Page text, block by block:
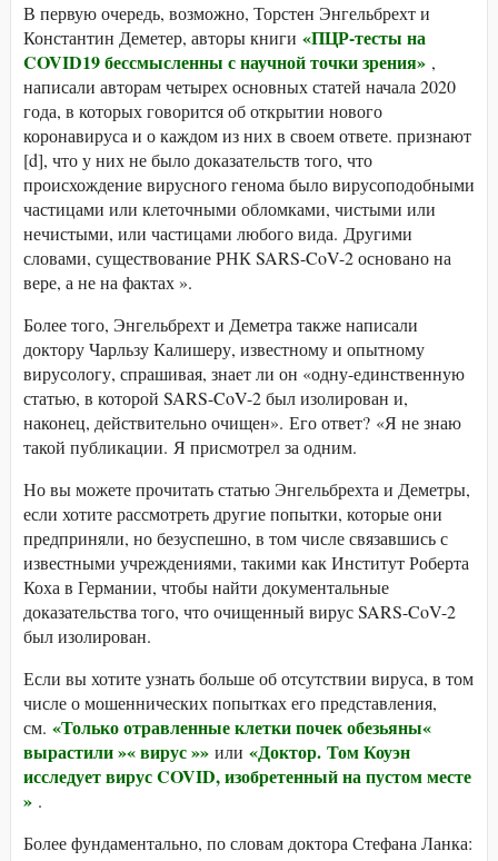
В первую очередь, возможно, Торстен Энгельбрехт и
Константин Деметер, авторы книги «ПЦР-тесты на
COVID19 бессмысленны с научной точки зрения» ,
написали авторам четырех основных статей начала 2020
года, в которых говорится об открытии нового
коронавируса и о каждом из них в своем ответе. признают
[d], что у них не было доказательств того, что
происхождение вирусного генома было вирусоподобными
частицами или клеточными обломками, чистыми или
нечистыми, или частицами любого вида. Другими
словами, существование РНК SARS-CoV-2 основано на
вере, а не на фактах ».
Более того, Энгельбрехт и Деметра также написали
доктору Чарльзу Калишеру, известному и опытному
вирусологу, спрашивая, знает ли он «одну-единственную
статью, в которой SARS-CoV-2 был изолирован и,
наконец, действительно очищен». Его ответ? «Я не знаю
такой публикации. Я присмотрел за одним.
Но вы можете прочитать статью Энгельбрехта и Деметры,
если хотите рассмотреть другие попытки, которые они
предприняли, но безуспешно, в том числе связавшись с
известными учреждениями, такими как Институт Роберта
Коха в Германии, чтобы найти документальные
доказательства того, что очищенный вирус SARS-CoV-2
был изолирован.
Если вы хотите узнать больше об отсутствии вируса, в том
числе о мошеннических попытках его представления,
см. «Только отравленные клетки почек обезьяны«
вырастили »« вирус »» или «Доктор. Том Коуэн
исследует вирус COVID, изобретенный на пустом месте
» .
Более фундаментально, по словам доктора Стефана Ланка: